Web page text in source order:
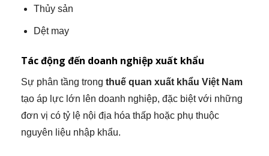
Thủy sản
Dệt may
Tác động đến doanh nghiệp xuất khẩu
Sự phân tầng trong thuế quan xuất khẩu Việt Nam
tạo áp lực lớn lên doanh nghiệp, đặc biệt với những
đơn vị có tỷ lệ nội địa hóa thấp hoặc phụ thuộc
nguyên liệu nhập khẩu.